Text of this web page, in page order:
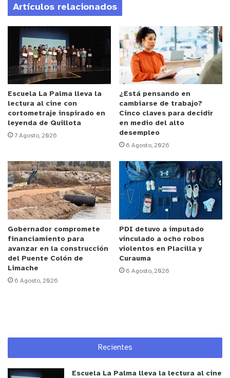
Ante este escenario, la red comunal intensificó sus
estrategias para acercar la vacunación a los
vecinos y vecinas. Los grupos con menor cobertura
corresponden a niños y niñas desde los 6 meses
hasta los 5 años, además de personas de 60 años
y más.
El director subrogante de SaludQuillota, médico
Xavier Mendoza, explicó que se implementó la
vacunación a domicilio para quienes tienen
“Si alguien tiene un familiar que requiere una
vacuna y no puede desplazarse, vamos a los
domicilios. Esto es parte de un plan para alcanzar
mayores coberturas, especialmente en grupos de
riesgo como los adultos mayores y los menores de
edad”, señaló.
Para solicitar esta atención, los usuarios o
cuidadores deben llamar o escribir por WhatsApp
Además, se retomó la estrategia“Vacunación en tu
sectores de la comuna.
Artículos relacionados
Escuela La Palma lleva la
lectura al cine con
cortometraje inspirado en
leyenda de Quillota
7 Agosto, 2026
¿Está pensando en
cambiarse de trabajo?
Cinco claves para decidir
en medio del alto
desempleo
6 Agosto, 2026
Gobernador compromete
financiamiento para
avanzar en la construcción
del Puente Colón de
Limache
6 Agosto, 2026
PDI detuvo a imputado
vinculado a ocho robos
violentos en Placilla y
Curauma
6 Agosto, 2026
Recientes
Escuela La Palma lleva la lectura al cine